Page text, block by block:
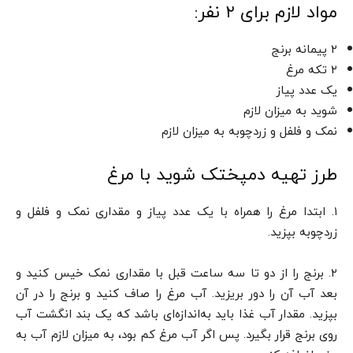
مواد لازم برای ۲ نفر:
۲ پیمانه برنج
۲ تکه مرغ
یک عدد پیاز
شوید به میزان لازم
نمک و فلفل و زردچوبه به میزان لازم
طرز تهیه دمپختک شوید با مرغ
۱. ابتدا مرغ را همراه با یک عدد پیاز و مقداری نمک و فلفل و
زردچوبه بپزید.
۲. برنج را از دو تا سه ساعت قبل با مقداری نمک خیس کنید و
بعد آب آن را دور بریزید. آب مرغ را صاف کنید و برنج را در آن
بپزید. مقدار آب غذا باید به‌اندازه‌ای باشد که یک بند انگشت آب
روی برنج قرار بگیرد. پس اگر آب مرغ کم بود، به میزان لازم آب به